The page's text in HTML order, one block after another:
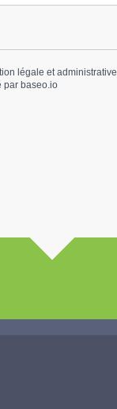
légale et administrative
par baseo.io